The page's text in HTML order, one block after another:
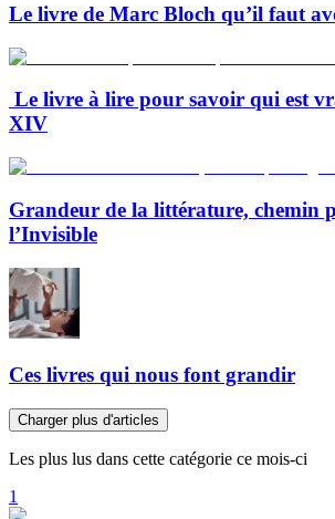
Le livre de Marc Bloch qu’il faut
Le livre à lire pour savoir qui est
XIV
Grandeur de la littérature, chemin
l’Invisible
Ces livres qui nous font grandir
Charger plus d'articles
Les plus lus dans cette catégorie ce mois-ci
1